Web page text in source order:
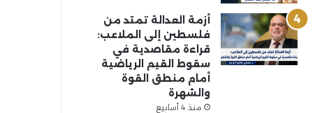
أزمة العدالة تمتد من
فلسطين إلى الملاعب:
قراءة مقاصدية في
سقوط القيم الرياضية
أمام منطق القوة
والشهرة
منذ 4 أسابيع